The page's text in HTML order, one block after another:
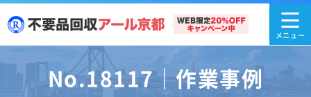
No.18117｜作業事例